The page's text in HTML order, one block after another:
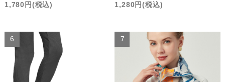
1,780円(税込)
1,280円(税込)